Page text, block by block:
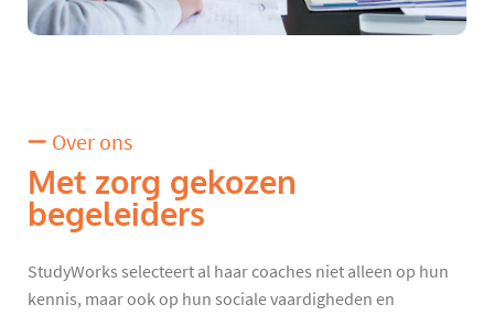
Over ons
Met zorg gekozen
begeleiders
StudyWorks selecteert al haar coaches niet alleen op hun
kennis, maar ook op hun sociale vaardigheden en